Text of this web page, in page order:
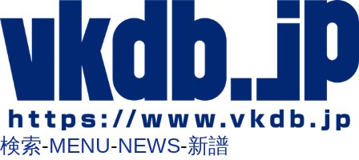
検索-MENU-NEWS-新譜